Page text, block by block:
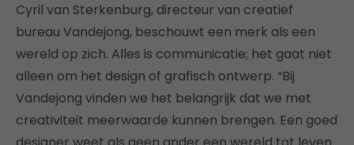
Cyril van Sterkenburg, directeur van creatief
bureau Vandejong, beschouwt een merk als een
wereld op zich. Alles is communicatie; het gaat niet
alleen om het design of grafisch ontwerp. “Bij
Vandejong vinden we het belangrijk dat we met
creativiteit meerwaarde kunnen brengen. Een goed